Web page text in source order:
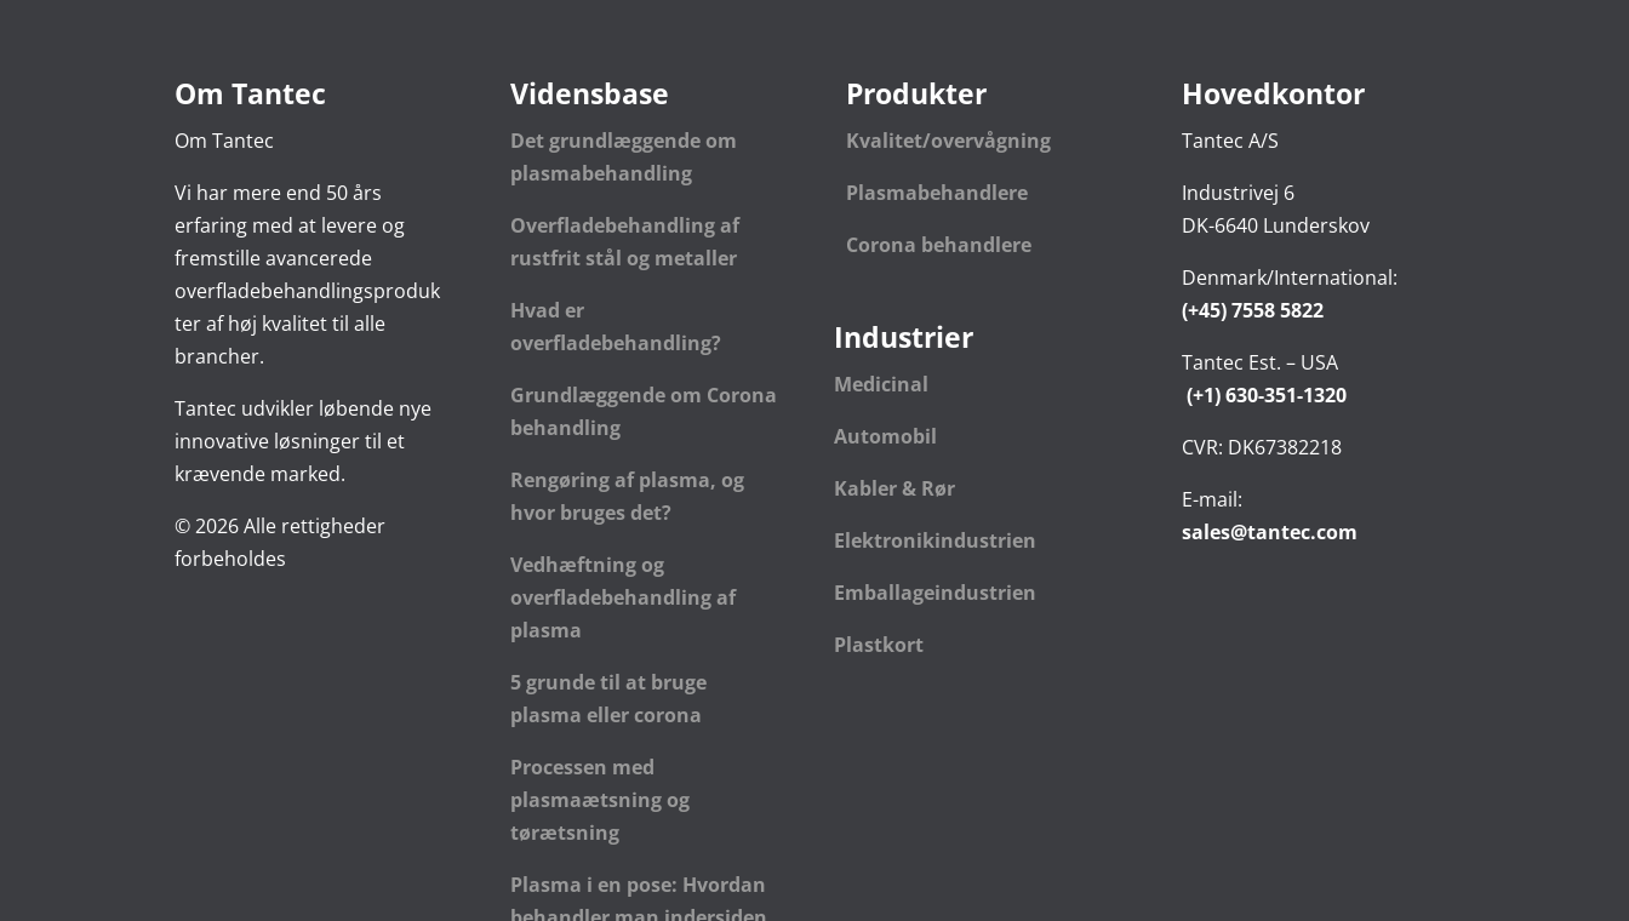
Om Tantec
Om Tantec
Vi har mere end 50 års
erfaring med at levere og
fremstille avancerede
overfladebehandlingsproduk
ter af høj kvalitet til alle
brancher.
Tantec udvikler løbende nye
innovative løsninger til et
krævende marked.
© 2026 Alle rettigheder
forbeholdes
Vidensbase
Det grundlæggende om
plasmabehandling
Overfladebehandling af
rustfrit stål og metaller
Hvad er
overfladebehandling?
Grundlæggende om Corona
behandling
Rengøring af plasma, og
hvor bruges det?
Vedhæftning og
overfladebehandling af
plasma
5 grunde til at bruge
plasma eller corona
Processen med
plasmaætsning og
tørætsning
Plasma i en pose: Hvordan
Produkter
Kvalitet/overvågning
Plasmabehandlere
Corona behandlere
Industrier
Medicinal
Automobil
Kabler & Rør
Elektronikindustrien
Emballageindustrien
Plastkort
Hovedkontor
Tantec A/S
Industrivej 6
DK-6640 Lunderskov
Denmark/International:
(+45) 7558 5822
Tantec Est. – USA
(+1) 630-351-1320
CVR: DK67382218
E-mail:
sales@tantec.com